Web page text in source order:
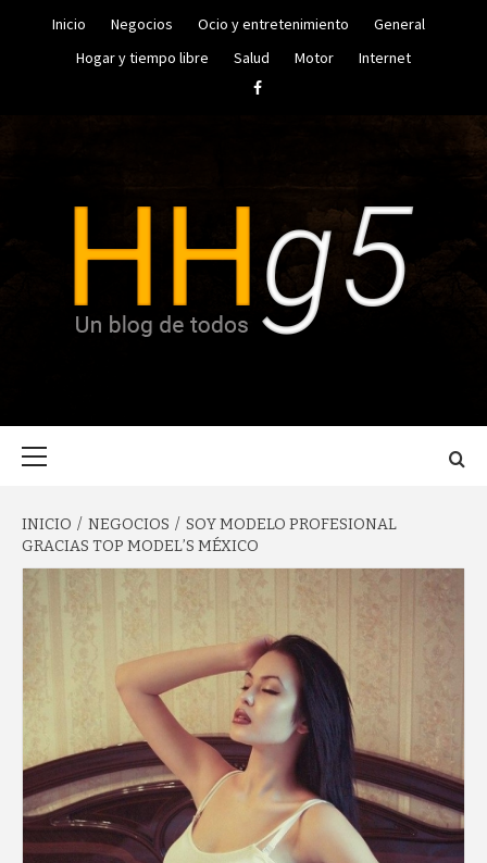
Inicio Negocios Ocio y entretenimiento
General
Hogar y tiempo libre
Salud Motor
Internet
Facebook
GARCÍA'S
BLOG
INICIO NEGOCIOS
SOY MODELO PROFESIONAL
GRACIAS TOP MODEL’S MÉXICO